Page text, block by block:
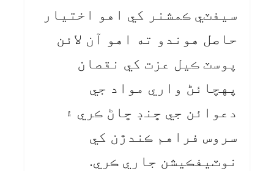
سيفٽي ڪمشنر کي اهو اختيار
حاصل هوندو ته اهو آن لائن
پوسٽ ڪيل عزت کي نقصان
پهچائڻ واري مواد جي
دعوائن جي ڇنڊ ڇاڻ ڪري ۽
سروس فراهم ڪندڙن کي
نوٽيفڪيشن جاري ڪري.